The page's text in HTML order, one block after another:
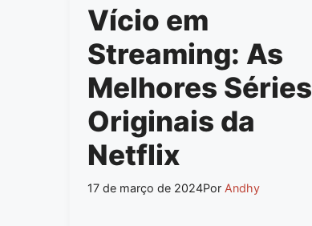
Vício em
Streaming: As
Melhores Séries
Originais da
Netflix
17 de março de 2024Por Andhy